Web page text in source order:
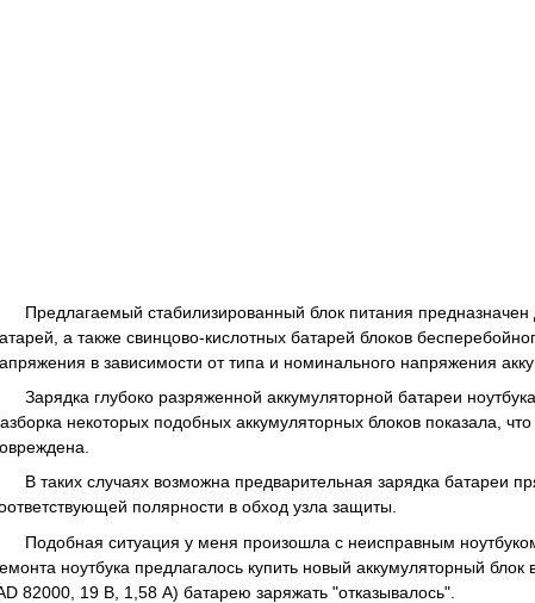
Предлагаемый стабилизированный блок питания
а также свинцово-кислотных батарей блоков
в зависимости от типа и номинального напряжения
Зарядка глубоко разряженной аккумуляторной батареи
некоторых подобных аккумуляторных блоков
В таких случаях возможна предварительная зарядка батареи
полярности в обход узла защиты.
Подобная ситуация у меня произошла с неисправным
ноутбука предлагалось купить новый аккумуляторный
82000, 19 В, 1,58 А) батарею заряжать "отказывалось".